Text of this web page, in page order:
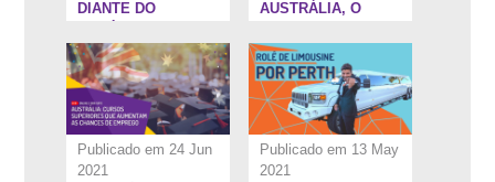
DIANTE DO
AUSTRÁLIA, O
Publicado em 24 Jun
2021
Publicado em 13 May
2021